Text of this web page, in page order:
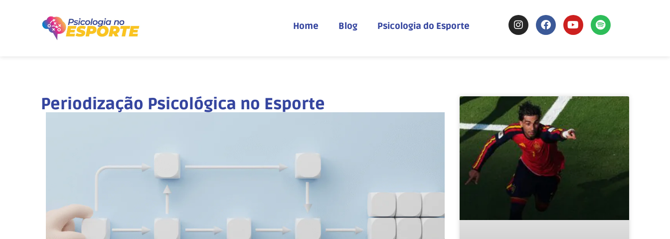
Home Blog Psicologia do Esporte
Periodização Psicológica no Esporte